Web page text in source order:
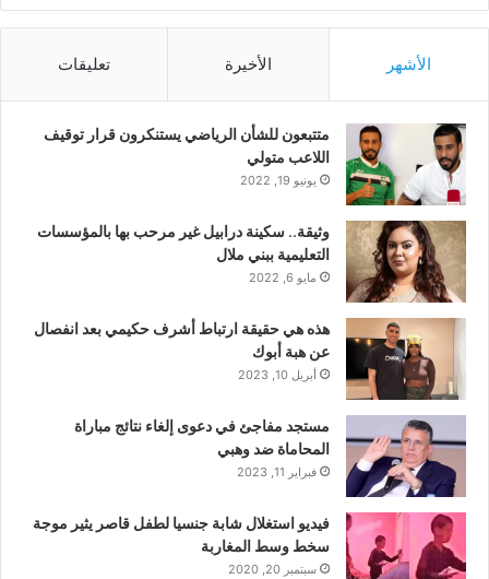
الأشهر الأخيرة تعليقات
متتبعون للشأن الرياضي يستنكرون قرار توقيف
اللاعب متولي
يونيو 19, 2022
وثيقة.. سكينة درابيل غير مرحب بها بالمؤسسات
التعليمية ببني ملال
مايو 6, 2022
هذه هي حقيقة ارتباط أشرف حكيمي بعد انفصال
عن هبة أبوك
أبريل 10, 2023
مستجد مفاجئ في دعوى إلغاء نتائج مباراة
المحاماة ضد وهبي
فبراير 11, 2023
فيديو استغلال شابة جنسيا لطفل قاصر يثير موجة
سخط وسط المغاربة
سبتمبر 20, 2020